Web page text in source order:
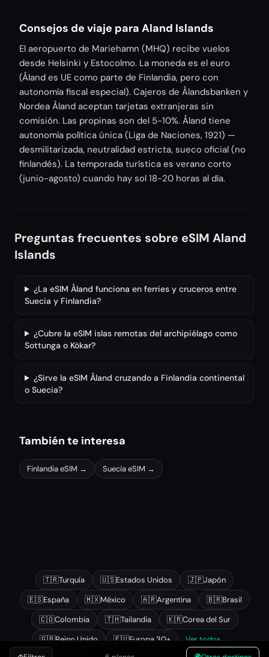
Consejos de viaje para Aland Islands
El aeropuerto de Mariehamn (MHQ) recibe vuelos
desde Helsinki y Estocolmo. La moneda es el euro
(Åland es UE como parte de Finlandia, pero con
autonomía fiscal especial). Cajeros de Ålandsbanken y
Nordea Åland aceptan tarjetas extranjeras sin
comisión. Las propinas son del 5-10%. Åland tiene
autonomía política única (Liga de Naciones, 1921) —
desmilitarizada, neutralidad estricta, sueco oficial (no
finlandés). La temporada turística es verano corto
(junio-agosto) cuando hay sol 18-20 horas al día.
Preguntas frecuentes sobre eSIM Aland
Islands
¿La eSIM Åland funciona en ferries y cruceros entre
Suecia y Finlandia?
¿Cubre la eSIM islas remotas del archipiélago como
Sottunga o Kökar?
¿Sirve la eSIM Åland cruzando a Finlandia continental
o Suecia?
También te interesa
FinlandiaeSIM → SueciaeSIM →
Otros destinos populares
🇹🇷Turquía 🇺🇸Estados Unidos 🇯🇵Japón
🇪🇸España 🇲🇽México 🇦🇷Argentina 🇧🇷Brasil
🇨🇴Colombia 🇹🇭Tailandia 🇰🇷Corea del Sur
🇬🇧Reino Unido 🇪🇺Europa 30+ Ver todos →